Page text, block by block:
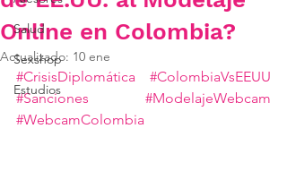
Salud
Sexshop
Estudios
Online en Colombia?
Actualizado: 10 ene
#CrisisDiplomática
#ColombiaVsEEUU
#Sanciones
#ModelajeWebcam
#WebcamColombia